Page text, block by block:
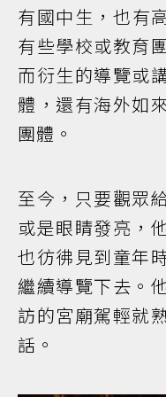
有國中生，也有
有些學校或教育
而衍生的導覽或
體，還有海外如
團體。
至今，只要觀眾
或是眼睛發亮，
也彷彿見到童年
繼續導覽下去。
訪的宮廟駕輕就
話。